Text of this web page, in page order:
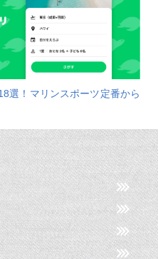
選！マリンスポーツ定番から